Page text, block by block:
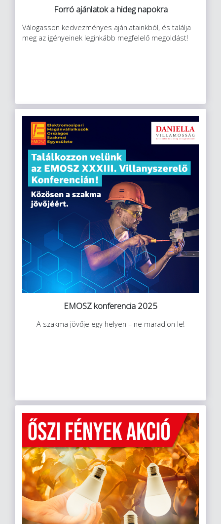
Forró ajánlatok a hideg napokra
Válogasson kedvezményes ajánlatainkból, és találja
meg az igényeinek leginkább megfelelő megoldást!
EMOSZ konferencia 2025
A szakma jövője egy helyen – ne maradjon le!